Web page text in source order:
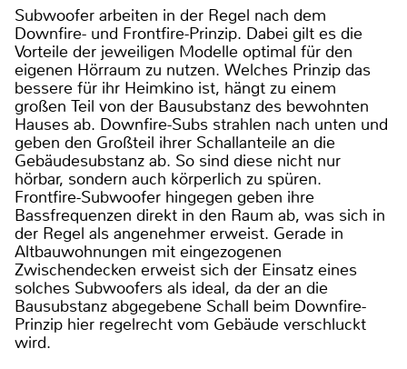
Subwoofer arbeiten in der Regel nach dem
Downfire- und Frontfire-Prinzip. Dabei gilt es die
Vorteile der jeweiligen Modelle optimal für den
eigenen Hörraum zu nutzen. Welches Prinzip das
bessere für ihr Heimkino ist, hängt zu einem
großen Teil von der Bausubstanz des bewohnten
Hauses ab. Downfire-Subs strahlen nach unten und
geben den Großteil ihrer Schallanteile an die
Gebäudesubstanz ab. So sind diese nicht nur
hörbar, sondern auch körperlich zu spüren.
Frontfire-Subwoofer hingegen geben ihre
Bassfrequenzen direkt in den Raum ab, was sich in
der Regel als angenehmer erweist. Gerade in
Altbauwohnungen mit eingezogenen
Zwischendecken erweist sich der Einsatz eines
solches Subwoofers als ideal, da der an die
Bausubstanz abgegebene Schall beim Downfire-
Prinzip hier regelrecht vom Gebäude verschluckt
wird.